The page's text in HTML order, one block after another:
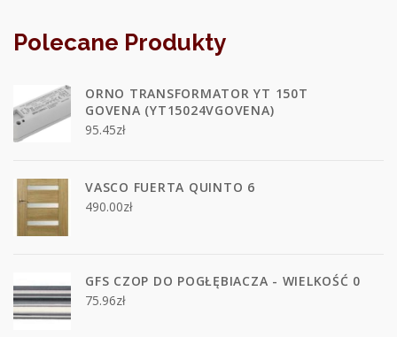
Polecane Produkty
ORNO TRANSFORMATOR YT 150T
GOVENA (YT15024VGOVENA)
95.45zł
VASCO FUERTA QUINTO 6
490.00zł
GFS CZOP DO POGŁĘBIACZA - WIELKOŚĆ 0
75.96zł